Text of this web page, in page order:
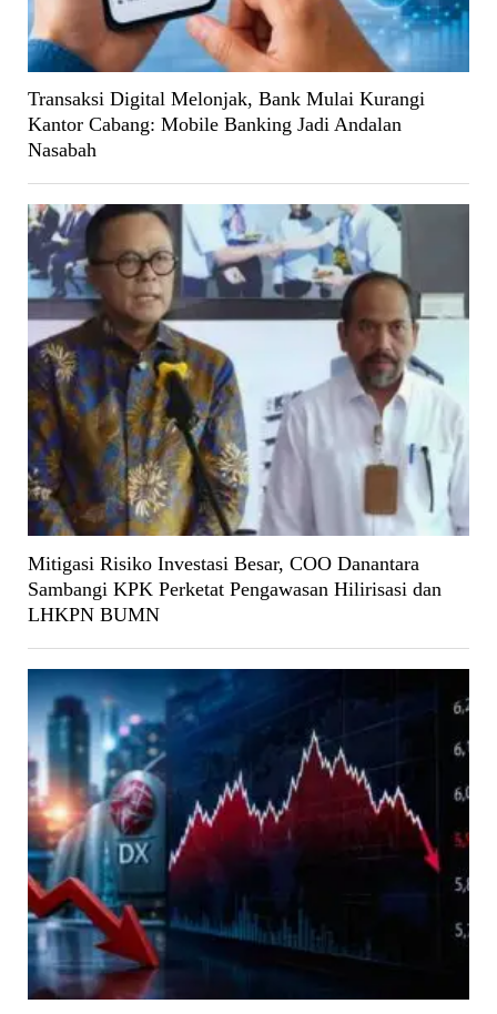
Transaksi Digital Melonjak, Bank Mulai Kurangi
Kantor Cabang: Mobile Banking Jadi Andalan
Nasabah
Mitigasi Risiko Investasi Besar, COO Danantara
Sambangi KPK Perketat Pengawasan Hilirisasi dan
LHKPN BUMN